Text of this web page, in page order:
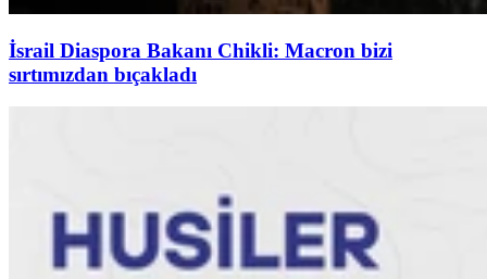
İsrail Diaspora Bakanı Chikli: Macron bizi
sırtımızdan bıçakladı